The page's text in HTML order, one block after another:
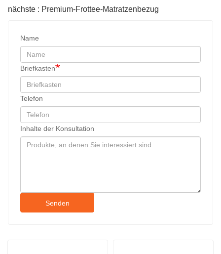
nächste : Premium-Frottee-Matratzenbezug
Name
Briefkasten
Telefon
Inhalte der Konsultation
Senden